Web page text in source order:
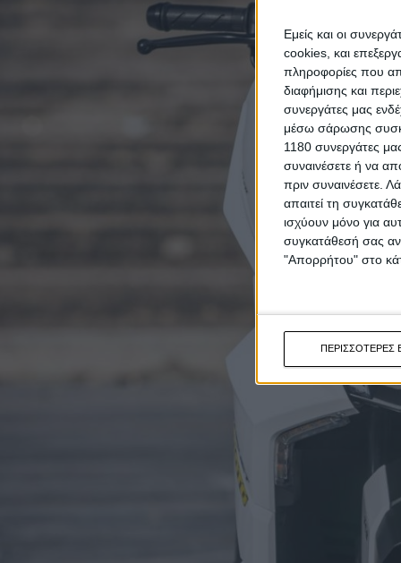
Εμείς και οι
cookies, και
πληροφορίες που
διαφήμισης και
συνεργάτες μας
μέσω σάρωσης
1180 συνεργάτες
συναινέσετε ή να
πριν συναινέσετε.
απαιτεί τη
ισχύουν μόνο για
συγκατάθεσή σας
"Απορρήτου" στο
ΠΕΡΙΣΣΟΤΕΡΕΣ